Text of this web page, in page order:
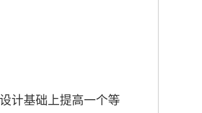
计基础上提高一个等